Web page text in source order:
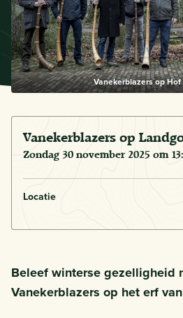
Vanekerblazers op
Vanekerblazers op
zondag 30 november 2025 om
Locatie
Beleef winterse gezelligheid
Vanekerblazers op het erf